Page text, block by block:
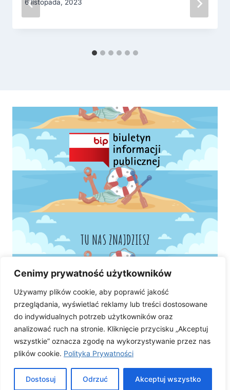
Cenimy prywatność użytkowników
Używamy plików cookie, aby poprawić jakość
przeglądania, wyświetlać reklamy lub treści dostosowane
do indywidualnych potrzeb użytkowników oraz
analizować ruch na stronie. Kliknięcie przycisku „Akceptuj
wszystkie” oznacza zgodę na wykorzystywanie przez nas
plików cookie. Polityka Prywatności
Dostosuj Odrzuć Akceptuj wszystko
6 listopada, 2023
TU NAS ZNAJDZIESZ